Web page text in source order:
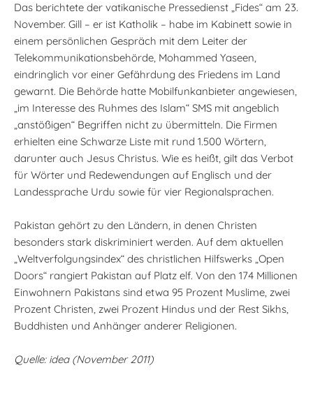
Das berichtete der vatikanische Pressedienst „Fides“ am 23.
November. Gill – er ist Katholik – habe im Kabinett sowie in
einem persönlichen Gespräch mit dem Leiter der
Telekommunikationsbehörde, Mohammed Yaseen,
eindringlich vor einer Gefährdung des Friedens im Land
gewarnt. Die Behörde hatte Mobilfunkanbieter angewiesen,
„im Interesse des Ruhmes des Islam“ SMS mit angeblich
„anstößigen“ Begriffen nicht zu übermitteln. Die Firmen
erhielten eine Schwarze Liste mit rund 1.500 Wörtern,
darunter auch Jesus Christus. Wie es heißt, gilt das Verbot
für Wörter und Redewendungen auf Englisch und der
Landessprache Urdu sowie für vier Regionalsprachen.
Pakistan gehört zu den Ländern, in denen Christen
besonders stark diskriminiert werden. Auf dem aktuellen
„Weltverfolgungsindex“ des christlichen Hilfswerks „Open
Doors“ rangiert Pakistan auf Platz elf. Von den 174 Millionen
Einwohnern Pakistans sind etwa 95 Prozent Muslime, zwei
Prozent Christen, zwei Prozent Hindus und der Rest Sikhs,
Buddhisten und Anhänger anderer Religionen.
Quelle: idea (November 2011)